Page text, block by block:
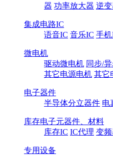
器 功率放大器 逆
集成电路IC
语音IC 音乐IC 手
微电机
驱动微电机 同步/
其它电源电机 其它
电子器件
半导体分立器件 电
库存电子元器件、材料
库存IC IC代理 变
专用设备